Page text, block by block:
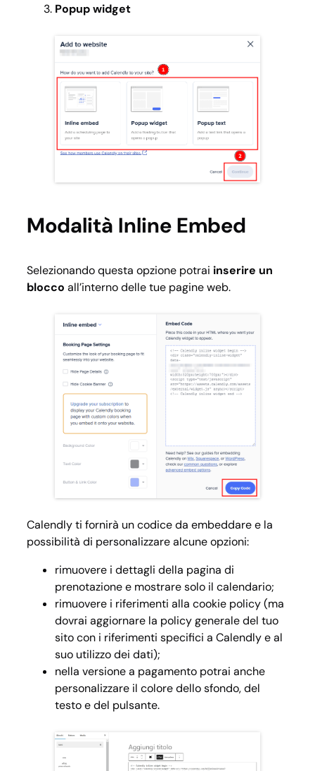
Popup widget
Modalità Inline Embed
Selezionando questa opzione potrai inserire un
blocco all’interno delle tue pagine web.
Calendly ti fornirà un codice da embeddare e la
possibilità di personalizzare alcune opzioni:
rimuovere i dettagli della pagina di
prenotazione e mostrare solo il calendario;
rimuovere i riferimenti alla cookie policy (ma
dovrai aggiornare la policy generale del tuo
sito con i riferimenti specifici a Calendly e al
suo utilizzo dei dati);
nella versione a pagamento potrai anche
personalizzare il colore dello sfondo, del
testo e del pulsante.